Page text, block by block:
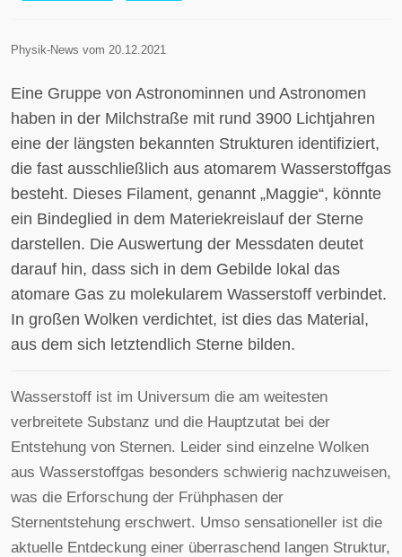
Physik-News vom 20.12.2021
Eine Gruppe von Astronominnen und Astronomen
haben in der Milchstraße mit rund 3900 Lichtjahren
eine der längsten bekannten Strukturen identifiziert,
die fast ausschließlich aus atomarem Wasserstoffgas
besteht. Dieses Filament, genannt „Maggie“, könnte
ein Bindeglied in dem Materiekreislauf der Sterne
darstellen. Die Auswertung der Messdaten deutet
darauf hin, dass sich in dem Gebilde lokal das
atomare Gas zu molekularem Wasserstoff verbindet.
In großen Wolken verdichtet, ist dies das Material,
aus dem sich letztendlich Sterne bilden.
Wasserstoff ist im Universum die am weitesten
verbreitete Substanz und die Hauptzutat bei der
Entstehung von Sternen. Leider sind einzelne Wolken
aus Wasserstoffgas besonders schwierig nachzuweisen,
was die Erforschung der Frühphasen der
Sternentstehung erschwert. Umso sensationeller ist die
aktuelle Entdeckung einer überraschend langen Struktur,